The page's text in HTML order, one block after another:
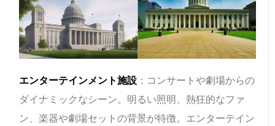
エンターテインメント施設 ：コンサートや劇場からの
ダイナミックなシーン。明るい照明、熱狂的なファ
ン、楽器や劇場セットの背景が特徴。エンターテイン